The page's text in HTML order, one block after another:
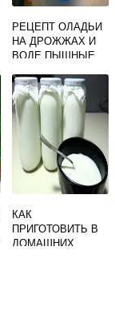
РЕЦЕПТ ОЛАДЬИ
НА ДРОЖЖАХ И
ВОДЕ ПЫШНЫЕ
КАК
ПРИГОТОВИТЬ В
ДОМАШНИХ